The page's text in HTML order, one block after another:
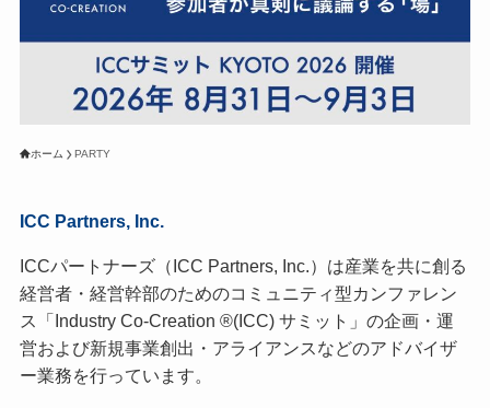
ホーム PARTY
ICC Partners, Inc.
ICCパートナーズ（ICC Partners, Inc.）は産業を共に創る
経営者・経営幹部のためのコミュニティ型カンファレン
ス「Industry Co-Creation ®(ICC) サミット」の企画・運
営および新規事業創出・アライアンスなどのアドバイザ
ー業務を行っています。